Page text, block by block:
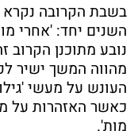
בשבת הקרובה נקרא
השנים יחד: 'אחרי
נובע מתוכנן
מהווה המשך ישיר
העונש על מעשי
כאשר האזהרות על